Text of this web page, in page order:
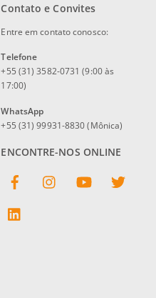
Contato e Convites
Entre em contato conosco:
Telefone
+55 (31) 3582-0731 (9:00 às
17:00)
WhatsApp
+55 (31) 99931-8830 (Mônica)
ENCONTRE-NOS ONLINE